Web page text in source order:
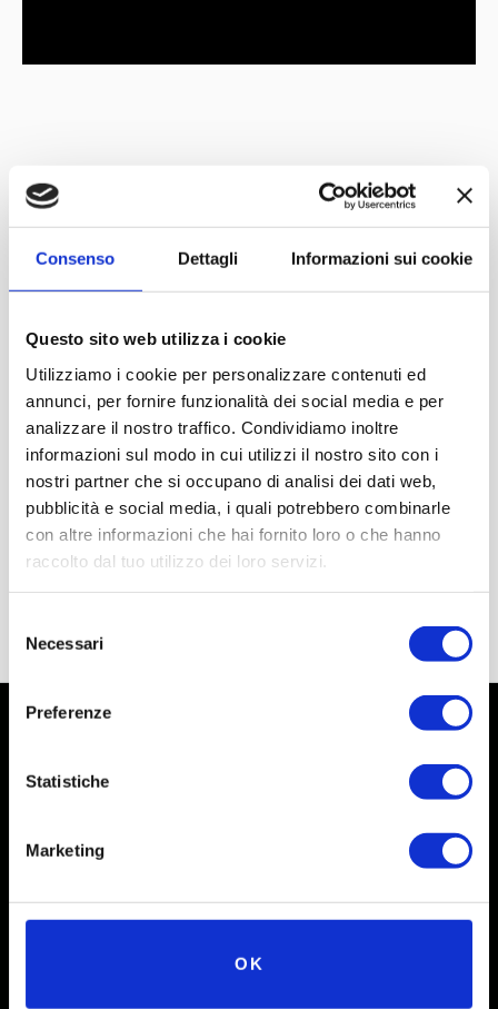
Consenso Dettagli Informazioni sui cookie
Questo sito web utilizza i cookie
Utilizziamo i cookie per personalizzare contenuti ed
annunci, per fornire funzionalità dei social media e per
analizzare il nostro traffico. Condividiamo inoltre
informazioni sul modo in cui utilizzi il nostro sito con i
nostri partner che si occupano di analisi dei dati web,
pubblicità e social media, i quali potrebbero combinarle
con altre informazioni che hai fornito loro o che hanno
raccolto dal tuo utilizzo dei loro servizi.
delNecessari
Preferenze
Statistiche
Marketing
OK
Con il patrocinio di Network